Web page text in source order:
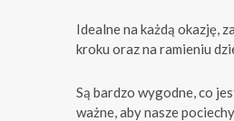
Idealne na każdą okazję,
kroku oraz na ramieniu
Są bardzo wygodne, co
ważne, aby nasze